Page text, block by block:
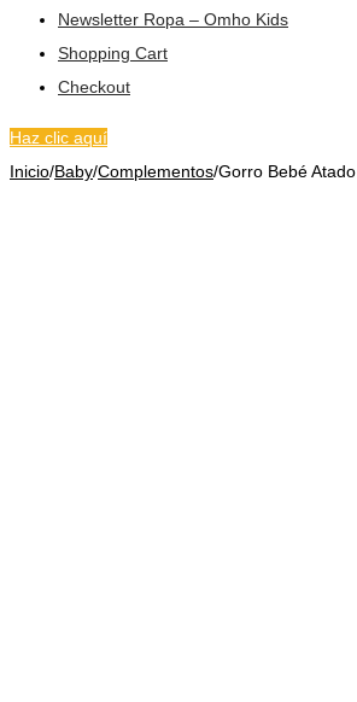
Newsletter Ropa – Omho Kids
Shopping Cart
Checkout
Haz clic aquí
Inicio/Baby/Complementos/Gorro Bebé Atado